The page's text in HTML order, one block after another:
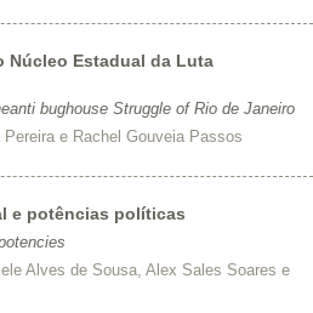
Núcleo Estadual da Luta
bughouse Struggle of Rio de Janeiro
e Rachel Gouveia Passos
e potências políticas
Alves de Sousa, Alex Sales Soares e